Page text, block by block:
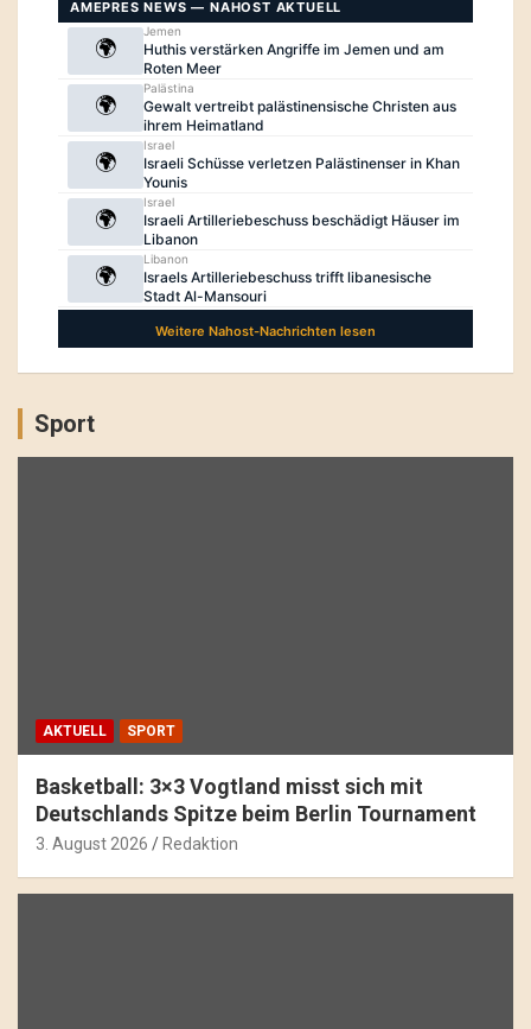
Sport
AKTUELL SPORT
Basketball: 3×3 Vogtland misst sich mit
Deutschlands Spitze beim Berlin Tournament
3. August 2026 Redaktion